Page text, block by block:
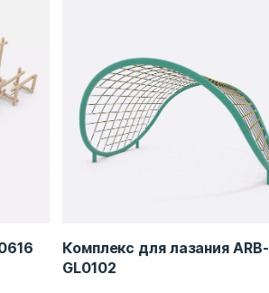
Комплекс для лазания ARB-
GL0102